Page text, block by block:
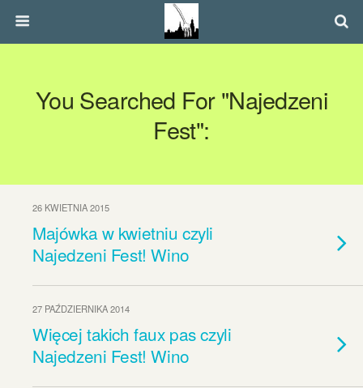
You Searched For "najedzeni
Fest":
26 KWIETNIA 2015
Majówka w kwietniu czyli
Najedzeni Fest! Wino
27 PAŹDZIERNIKA 2014
Więcej takich faux pas czyli
Najedzeni Fest! Wino